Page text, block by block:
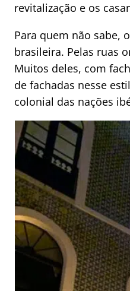
revitalização e os
Para quem não sabe,
brasileira. Pelas ruas
Muitos deles, com
de fachadas nesse
colonial das nações